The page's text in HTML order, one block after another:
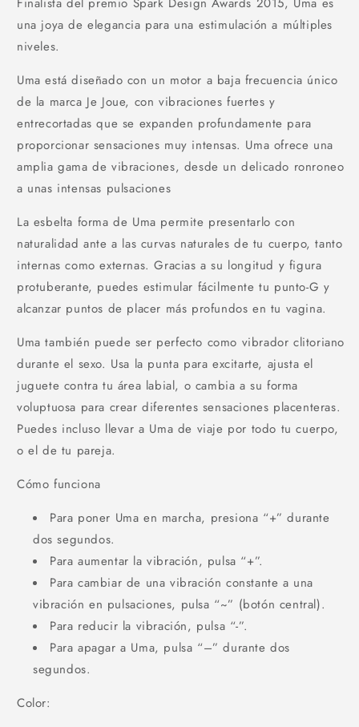
una joya de elegancia para una estimulación a múltiples
niveles.
Uma está diseñado con un motor a baja frecuencia único
de la marca Je Joue, con vibraciones fuertes y
entrecortadas que se expanden profundamente para
proporcionar sensaciones muy intensas. Uma ofrece una
amplia gama de vibraciones, desde un delicado ronroneo
a unas intensas pulsaciones
La esbelta forma de Uma permite presentarlo con
naturalidad ante a las curvas naturales de tu cuerpo, tanto
internas como externas. Gracias a su longitud y figura
protuberante, puedes estimular fácilmente tu punto-G y
alcanzar puntos de placer más profundos en tu vagina.
Uma también puede ser perfecto como vibrador clitoriano
durante el sexo. Usa la punta para excitarte, ajusta el
juguete contra tu área labial, o cambia a su forma
voluptuosa para crear diferentes sensaciones placenteras.
Puedes incluso llevar a Uma de viaje por todo tu cuerpo,
o el de tu pareja.
Cómo funciona
Para poner Uma en marcha, presiona “+” durante
dos segundos.
Para aumentar la vibración, pulsa “+”.
Para cambiar de una vibración constante a una
vibración en pulsaciones, pulsa “~” (botón central).
Para reducir la vibración, pulsa “-”.
Para apagar a Uma, pulsa “–” durante dos
segundos.
Color: